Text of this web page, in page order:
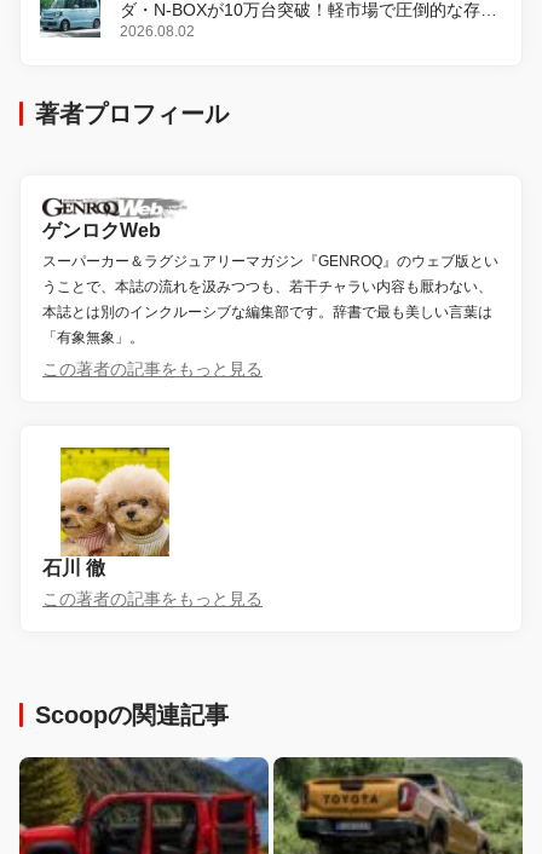
ダ・N-BOXが10万台突破！軽市場で圧倒的な存在
感
2026.08.02
著者プロフィール
ゲンロクWeb
スーパーカー＆ラグジュアリーマガジン『GENROQ』のウェブ版とい
うことで、本誌の流れを汲みつつも、若干チャラい内容も厭わない、
本誌とは別のインクルーシブな編集部です。辞書で最も美しい言葉は
「有象無象」。
この著者の記事をもっと見る
石川 徹
この著者の記事をもっと見る
Scoopの関連記事